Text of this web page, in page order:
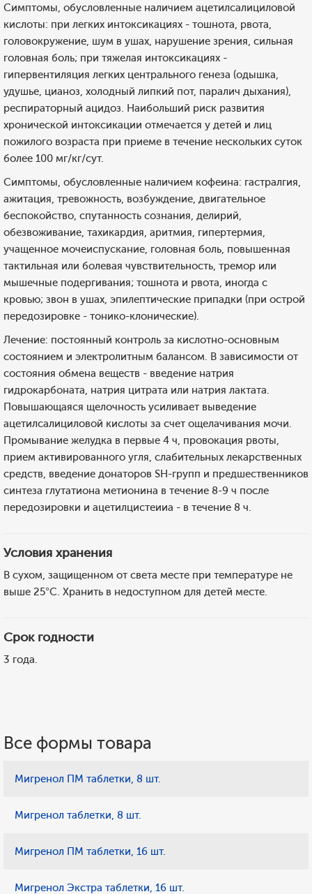
Симптомы, обусловленные наличием ацетилсалициловой
кислоты: при легких интоксикациях - тошнота, рвота,
головокружение, шум в ушах, нарушение зрения, сильная
головная боль; при тяжелая интоксикациях -
гипервентиляция легких центрального генеза (одышка,
удушье, цианоз, холодный липкий пот, паралич дыхания),
респираторный ацидоз. Наибольший риск развития
хронической интоксикации отмечается у детей и лиц
пожилого возраста при приеме в течение нескольких суток
более 100 мг/кг/сут.
Симптомы, обусловленные наличием кофеина: гастралгия,
ажитация, тревожность, возбуждение, двигательное
беспокойство, спутанность сознания, делирий,
обезвоживание, тахикардия, аритмия, гипертермия,
учащенное мочеиспускание, головная боль, повышенная
тактильная или болевая чувствительность, тремор или
мышечные подергивания; тошнота и рвота, иногда с
кровью; звон в ушах, эпилептические припадки (при острой
передозировке - тонико-клонические).
Лечение: постоянный контроль за кислотно-основным
состоянием и электролитным балансом. В зависимости от
состояния обмена веществ - введение натрия
гидрокарбоната, натрия цитрата или натрия лактата.
Повышающаяся щелочность усиливает выведение
ацетилсалициловой кислоты за счет ощелачивания мочи.
Промывание желудка в первые 4 ч, провокация рвоты,
прием активированного угля, слабительных лекарственных
средств, введение донаторов SH-групп и предшественников
синтеза глутатиона метионина в течение 8-9 ч после
передозировки и ацетилцистеииа - в течение 8 ч.
Условия хранения
В сухом, защищенном от света месте при температуре не
выше 25°С. Хранить в недоступном для детей месте.
Срок годности
3 года.
Все формы товара
Мигренол ПМ таблетки, 8 шт.
Мигренол таблетки, 8 шт.
Мигренол ПМ таблетки, 16 шт.
Мигренол Экстра таблетки, 16 шт.